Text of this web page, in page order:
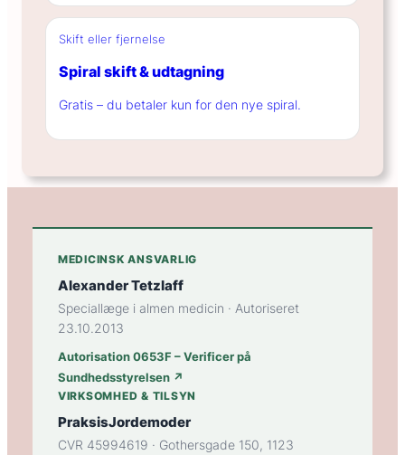
Skift eller fjernelse
Spiral skift & udtagning
Gratis – du betaler kun for den nye spiral.
MEDICINSK ANSVARLIG
Alexander Tetzlaff
Speciallæge i almen medicin · Autoriseret
23.10.2013
Autorisation 0653F – Verificer på
Sundhedsstyrelsen ↗
VIRKSOMHED & TILSYN
PraksisJordemoder
CVR 45994619 · Gothersgade 150, 1123